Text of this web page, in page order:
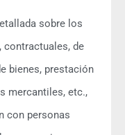
sobre los
contractuales, de
bienes, prestación
mercantiles, etc.,
con personas